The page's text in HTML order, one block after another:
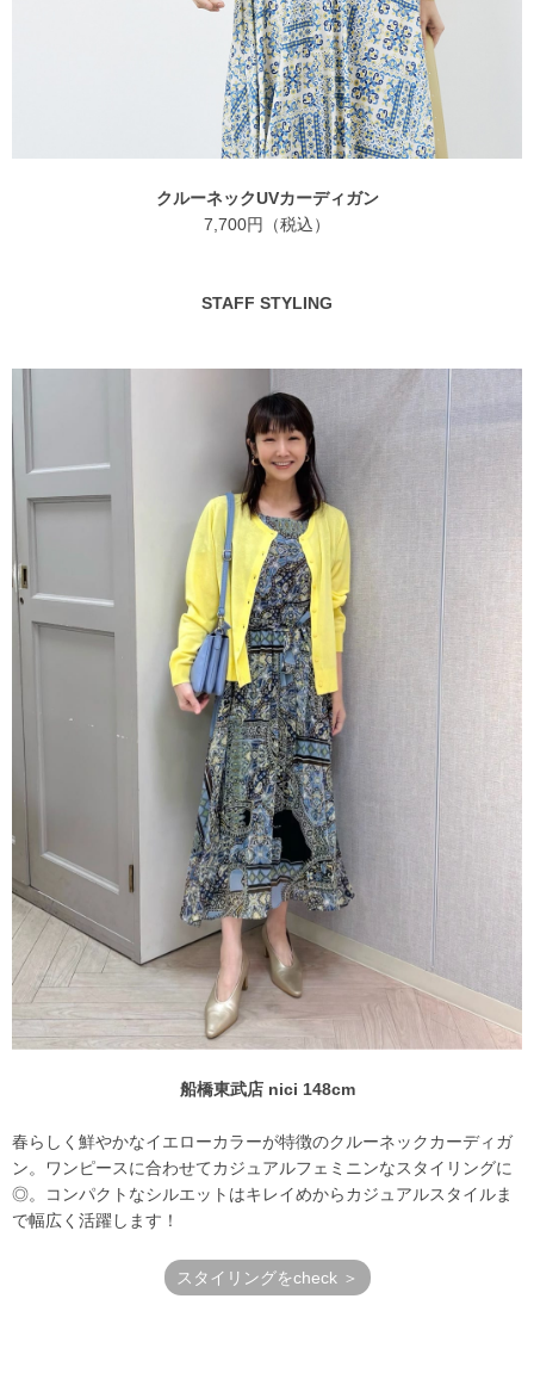
クルーネックUVカーディガン
7,700円（税込）
STAFF STYLING
船橋東武店 nici 148cm
春らしく鮮やかなイエローカラーが特徴のクルーネックカーディガ
ン。ワンピースに合わせてカジュアルフェミニンなスタイリングに
◎。コンパクトなシルエットはキレイめからカジュアルスタイルま
で幅広く活躍します！
スタイリングをcheck ＞